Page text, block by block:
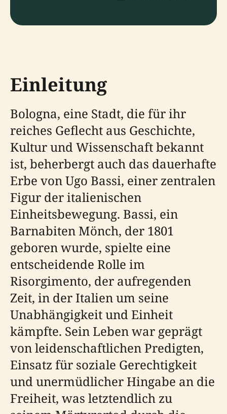
Einleitung
Bologna, eine Stadt, die für ihr
reiches Geflecht aus Geschichte,
Kultur und Wissenschaft bekannt
ist, beherbergt auch das dauerhafte
Erbe von Ugo Bassi, einer zentralen
Figur der italienischen
Einheitsbewegung. Bassi, ein
Barnabiten Mönch, der 1801
geboren wurde, spielte eine
entscheidende Rolle im
Risorgimento, der aufregenden
Zeit, in der Italien um seine
Unabhängigkeit und Einheit
kämpfte. Sein Leben war geprägt
von leidenschaftlichen Predigten,
Einsatz für soziale Gerechtigkeit
und unermüdlicher Hingabe an die
Freiheit, was letztendlich zu